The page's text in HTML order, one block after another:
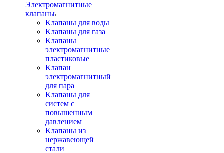
Электромагнитные
клапаны
Клапаны для воды
Клапаны для газа
Клапаны
электромагнитные
пластиковые
Клапан
электромагнитный
для пара
Клапаны для
систем с
повышенным
давлением
Клапаны из
нержавеющей
стали